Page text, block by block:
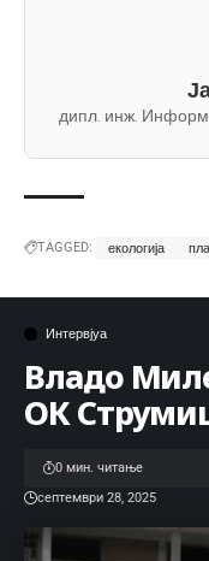
дипл. инж.
TAGGED: екологија
Интервјуа
Владо
ОК
септември 28, 2025
0 мин. читање